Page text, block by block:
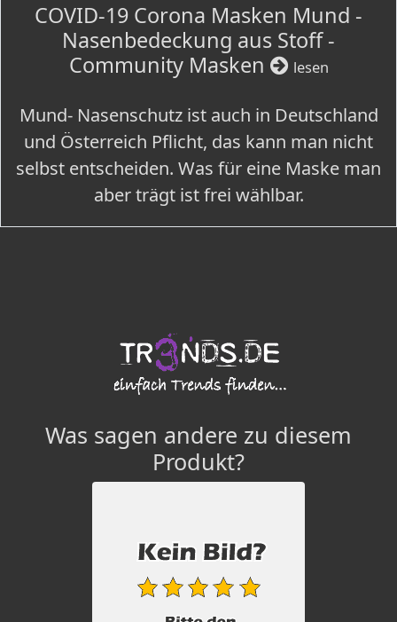
COVID-19 Corona Masken Mund -
Nasenbedeckung aus Stoff -
Community Masken
lesen
Mund- Nasenschutz ist auch in Deutschland
und Österreich Pflicht, das kann man nicht
selbst entscheiden. Was für eine Maske man
aber trägt ist frei wählbar.
Was sagen andere zu diesem
Produkt?